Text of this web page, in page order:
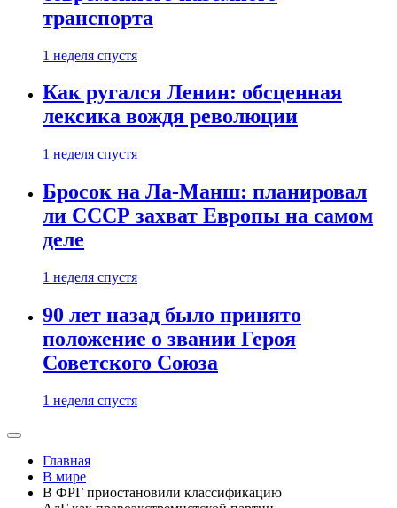
транспорта
1 неделя спустя
Как ругался Ленин: обсценная
лексика вождя революции
1 неделя спустя
Бросок на Ла-Манш: планировал
ли СССР захват Европы на самом
деле
1 неделя спустя
90 лет назад было принято
положение о звании Героя
Советского Союза
1 неделя спустя
Главная
В мире
В ФРГ приостановили классификацию